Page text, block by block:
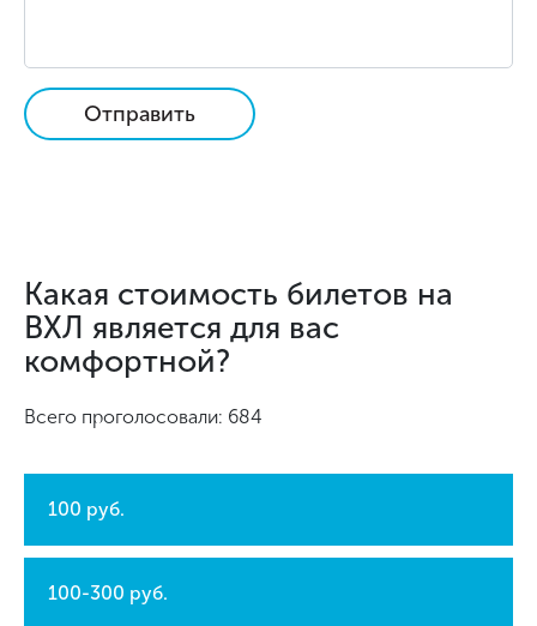
Отправить
Какая стоимость билетов на
ВХЛ является для вас
комфортной?
Всего проголосовали: 684
100 руб.
100-300 руб.